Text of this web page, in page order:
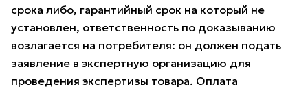
срока либо, гарантийный срок на который не
установлен, ответственность по доказыванию
возлагается на потребителя: он должен подать
заявление в экспертную организацию для
проведения экспертизы товара. Оплата